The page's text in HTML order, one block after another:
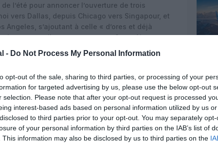
- Do Not Process My Personal Information
opt-out of the sale, sharing to third parties, or processing of your
for targeted advertising by us, please use the below opt-out
selection. Please note that after your opt-out request is processed
interest-based ads based on personal information utilized by us
to third parties prior to your opt-out. You may separately
of your personal information by third parties on the IAB’s list of
This information may also be disclosed by us to third parties on the
l’été pour annoncer l’ouverture de trois
vers Dallas, depuis Chicago vers Singapour, et
Angeles, s’ajoutant à celle « d’ores et déjà
ouverte il y a presqu’un an. Qatar Airways
from Everett to Doha:
31, 2020
from Everett to Doha today.